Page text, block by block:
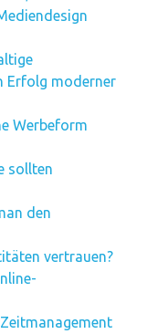
Erfolg moderner
Werbeform
sollten
den
vertrauen?